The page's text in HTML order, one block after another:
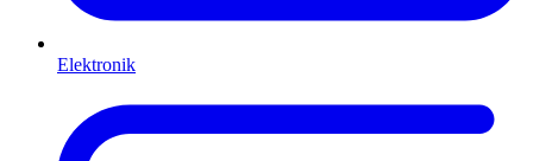
Elektronik